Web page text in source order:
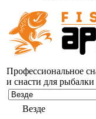
Профессиональное
и снасти для рыбалки
Везде